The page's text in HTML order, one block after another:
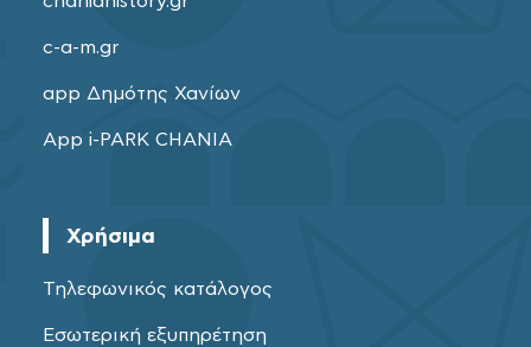
c-a-m.gr
app Δημότης Χανίων
App i-PARK CHANIA
Χρήσιμα
Τηλεφωνικός κατάλογος
Εσωτερική εξυπηρέτηση